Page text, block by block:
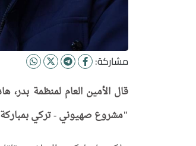
مشاركة:
قال الأمين العام لمنظمة
"مشروع صهيوني - تركي